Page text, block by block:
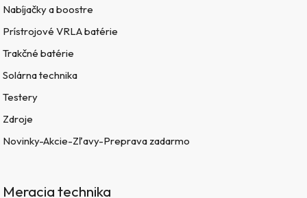
Nabíjačky a boostre
Prístrojové VRLA batérie
Trakčné batérie
Solárna technika
Testery
Zdroje
Novinky-Akcie-Zľavy-Preprava zadarmo
Meracia technika